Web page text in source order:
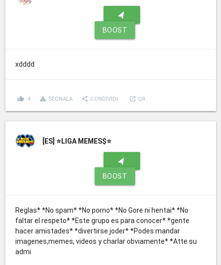
navigation
BOOST
xdddd
thumb_up 4 report_problem SEGNALA share CONDIVIDI launch QR
[ES] ⭐LIGA MEMES$⭐
navigation
BOOST
Reglas* *No spam* *No porno* *No Gore ni hentai* *No
faltar el respeto* *Este grupo es para conocer* *gente
hacer amistades* *divertirse joder* *Podes mandar
imagenes,memes, videos y charlar obviamente* *Atte su
admi